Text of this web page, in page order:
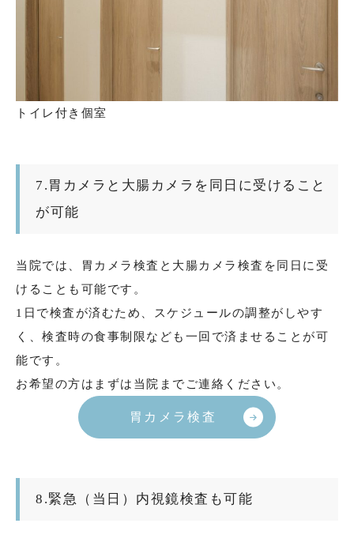
トイレ付き個室
7.胃カメラと大腸カメラを同日に受けること
が可能
当院では、胃カメラ検査と大腸カメラ検査を同日に受
けることも可能です。
1日で検査が済むため、スケジュールの調整がしやす
く、検査時の食事制限なども一回で済ませることが可
能です。
お希望の方はまずは当院までご連絡ください。
胃カメラ検査
8.緊急（当日）内視鏡検査も可能